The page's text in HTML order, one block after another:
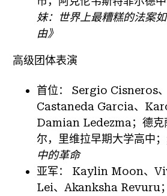
妹：世界上最糟糕的法案
由》
高级团体表演
首位：
Sergio Cisneros
Castaneda Garcia、
Damian Ledezma；德克
尔，里维拉早期大学高中
中的革命
亚军： Kaylin Moon、
Lei、Akanksha Revuru